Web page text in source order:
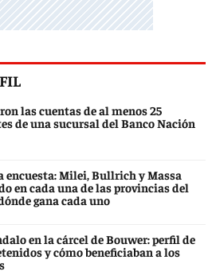
las cuentas de al menos 25
de una sucursal del Banco Nación
encuesta: Milei, Bullrich y Massa
en cada una de las provincias del
gana cada uno
en la cárcel de Bouwer: perfil de
y cómo beneficiaban a los